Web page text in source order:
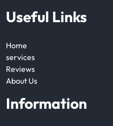
Useful Links
Home
services
Reviews
About Us
Information